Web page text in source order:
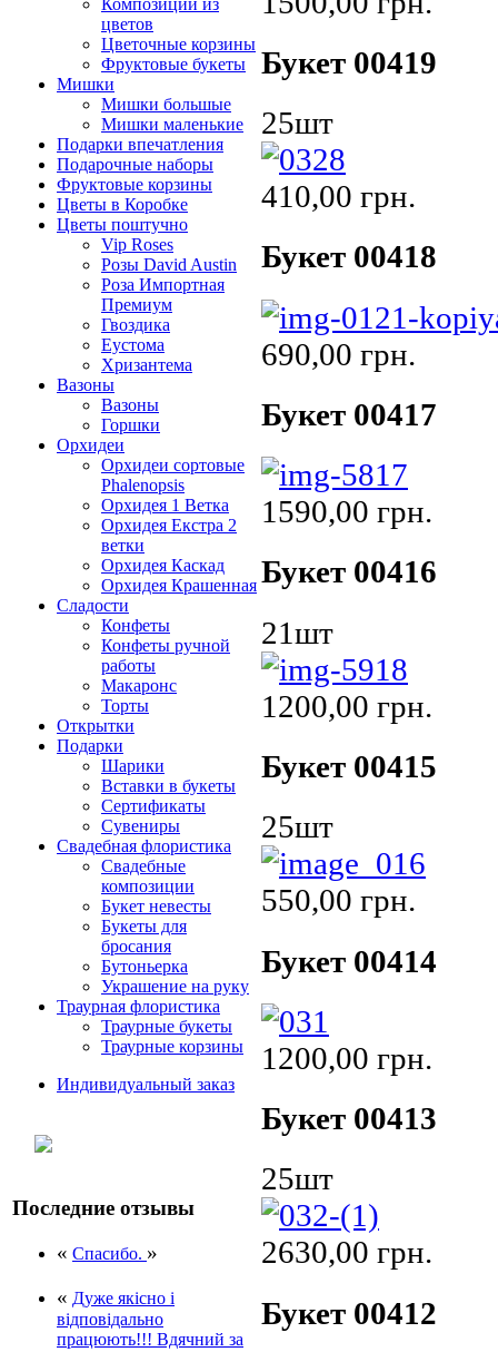
цветов
Цветочные корзины
Фруктовые букеты
Мишки
Мишки большые
Мишки маленькие
Подарки впечатления
Подарочные наборы
Фруктовые корзины
Цветы в Коробке
Цветы поштучно
Vip Roses
Розы David Austin
Роза Импортная
Премиум
Гвоздика
Еустома
Хризантема
Вазоны
Вазоны
Горшки
Орхидеи
Орхидеи сортовые
Phalenopsis
Орхидея 1 Ветка
Орхидея Екстра 2
ветки
Орхидея Каскад
Орхидея Крашенная
Сладости
Конфеты
Конфеты ручной
работы
Макаронс
Торты
Открытки
Подарки
Шарики
Вставки в букеты
Сертификаты
Сувениры
Свадебная флористика
Свадебные
композиции
Букет невесты
Букеты для
бросания
Бутоньерка
Украшение на руку
Траурная флористика
Траурные букеты
Траурные корзины
Индивидуальный заказ
Последние отзывы
« Спасибо. »
« Дуже якісно і
відповідально
працюють!!! Вдячний за
Букет 00419
25шт
410,00 грн.
Букет 00418
690,00 грн.
Букет 00417
1590,00 грн.
Букет 00416
21шт
1200,00 грн.
Букет 00415
25шт
550,00 грн.
Букет 00414
1200,00 грн.
Букет 00413
25шт
2630,00 грн.
Букет 00412